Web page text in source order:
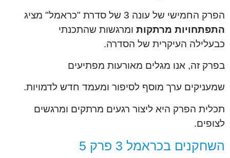
הפרק החמישי של עונה 3 של סדרת "כראמל" מציג
התפתחויות מרתקות ומרגשות שהתכנתי
כבעלילה העיקרית של הסדרה.
בפרק זה, אנו מגלים מאורעות מפתיעים
שמעניקים ערך מוסף לסיפור ומעמד חדש לדמויות.
תכלית הפרק היא ליצור רגעים מרתקים ומרגשים
לצופים.
השחקנים בכראמל 3 פרק 5